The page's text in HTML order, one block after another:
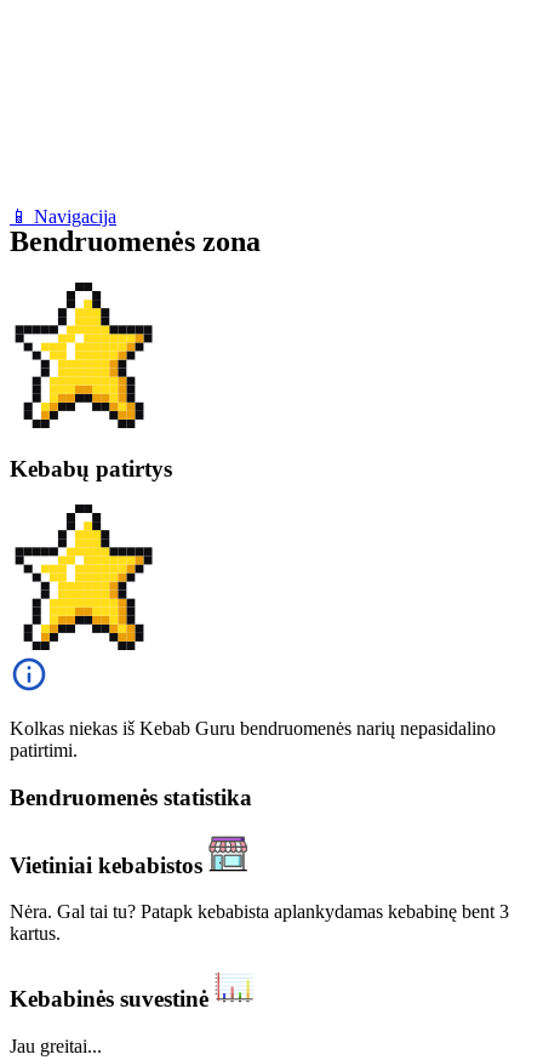
📱 Navigacija
Bendruomenės zona
Kebabų patirtys
Kolkas niekas iš Kebab Guru bendruomenės narių nepasidalino
patirtimi.
Bendruomenės statistika
Vietiniai kebabistos
Nėra. Gal tai tu? Patapk kebabista aplankydamas kebabinę bent 3
kartus.
Kebabinės suvestinė
Jau greitai...